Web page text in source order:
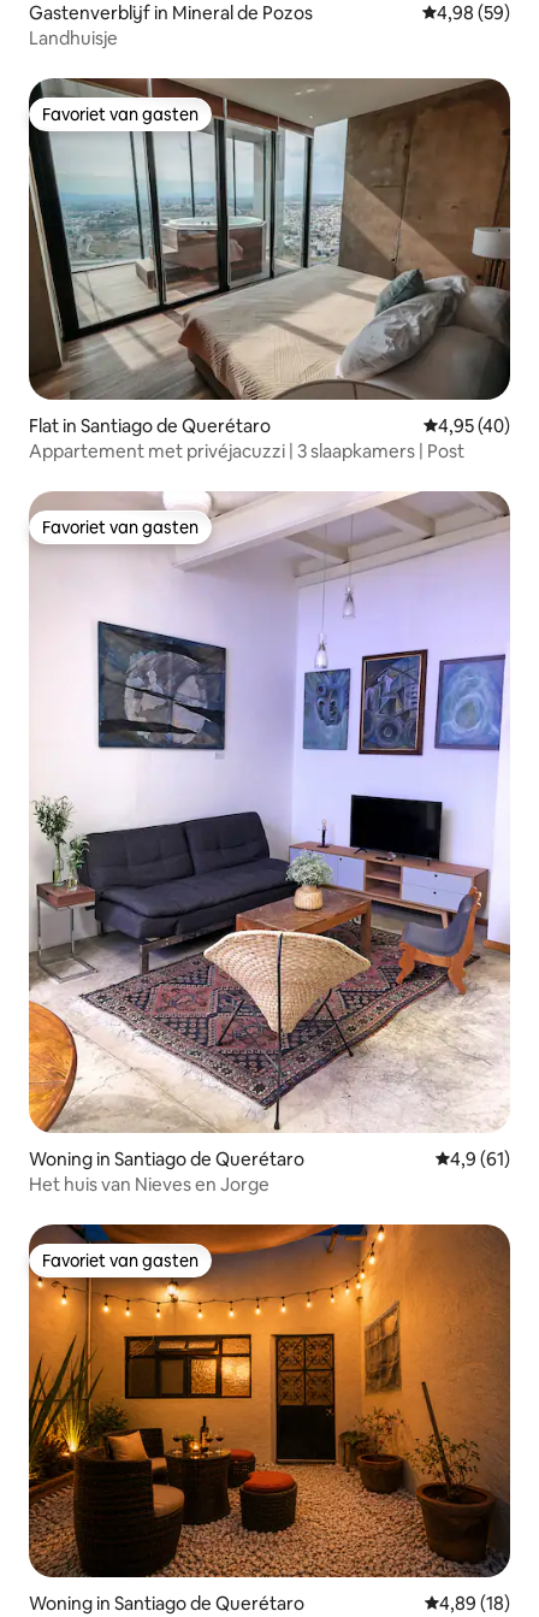
Gastenverblijf in Mineral de Pozos Gemiddelde
4,98 (59)
Landhuisje
Favoriet van gasten
Favoriet van gasten
Flat in Santiago de Querétaro Gemiddelde
4,95 (40)
Appartement met privéjacuzzi | 3 slaapkamers | Post
Favoriet van gasten
Favoriet van gasten
Woning in Santiago de Querétaro
4,9 (61)
Het huis van Nieves en Jorge
Favoriet van gasten
Favoriet van gasten
Woning in Santiago de Querétaro Gemiddelde
4,89 (18)